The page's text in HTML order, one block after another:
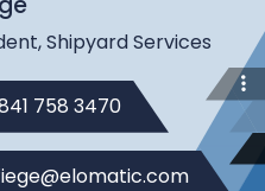
Shipyard Services
758 3470